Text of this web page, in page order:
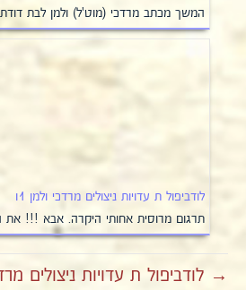
המשך מכתב מרדכי (מוט'ל) ולמן לבת
לודביפול ת עדויות ניצולים מרדכי ולמן 1ו
תרגום מרוסית אחותי היקרה. אבא !!!
→ לודביפול ת עדויות ניצולים